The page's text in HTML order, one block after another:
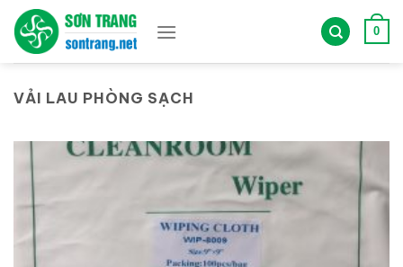
qua
0
VẢI LAU PHÒNG SẠCH